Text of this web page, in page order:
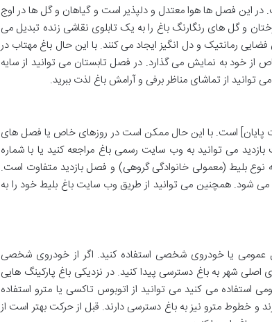
در این فصل ها هوا معتدل و دلپذیر است و گیاهان و گل ها در اوج
و گل های رنگارنگ باغ را به یک تابلوی نقاشی زنده تبدیل می
رمانتیک و دل انگیز ایجاد می کنند. با این حال باغ مهتاب در
خود به نمایش می گذارد. در فصل تابستان می توانید از سایه
از تماشای مناظر برفی و آرامش باغ لذت ببرید.
پایان] است. با این حال ممکن است در روزهای خاص یا فصل های
می توانید به وب سایت رسمی باغ مراجعه کنید یا با شماره
نوع بلیط (معمولی خانوادگی گروهی) و فصل بازدید متفاوت است.
می شود. همچنین می توانید از طریق وب سایت باغ بلیط خود را به
عمومی یا خودروی شخصی استفاده کنید. اگر از خودروی شخصی
اصلی شهر به باغ دسترسی پیدا کنید. در نزدیکی باغ پارکینگ هایی
استفاده می کنید می توانید از اتوبوس تاکسی یا مترو استفاده
و خطوط مترو نیز به باغ دسترسی دارند. قبل از حرکت بهتر است از